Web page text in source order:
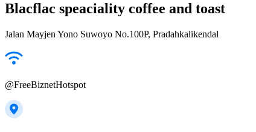
Blacflac speaciality coffee and toast
Jalan Mayjen Yono Suwoyo No.100P, Pradahkalikendal
@FreeBiznetHotspot